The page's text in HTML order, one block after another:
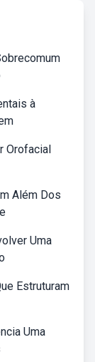
à
Orofacial
Além Dos
Uma
Estruturam
Uma